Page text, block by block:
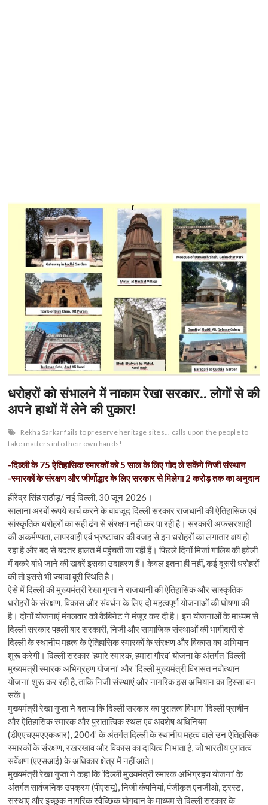
धरोहरों को संभालने में नाकाम रेखा सरकार.. लोगों से की
अपने हाथों में लेने की पुकार!
Rekha Sarkar fails to preserve heritage sites... calls upon the people to
take matters into their own hands!
-दिल्ली के 75 ऐतिहासिक स्मारकों को 5 साल के लिए गोद ले सकेंगे निजी संस्थान
-स्मारकों के संरक्षण और जीर्णोद्धार के लिए सरकार से मिलेगा 2 करोड़ तक का अनुदान
हीरेंद्र सिंह राठौड़/ नई दिल्ली, 30 जून 2026।
सालाना अरबों रूपये खर्च करने के बावजूद दिल्ली सरकार राजधानी की ऐतिहासिक एवं
सांस्कृतिक धरोहरों का सही ढंग से संरक्षण नहीं कर पा रही है। सरकारी अफसरशाही
की अकर्मण्यता, लापरवाही एवं भ्रष्टाचार की वजह से इन धरोहरों का लगातार क्षय हो
रहा है और बद से बदतर हालत में पहुंचती जा रही हैं। पिछले दिनों मिर्जा गालिब की हवेली
में बकरे बांधे जाने की खबरें इसका उदाहरण हैं। केवल इतना ही नहीं, कई दूसरी धरोहरों
की तो इससे भी ज्यादा बुरी स्थिति है।
ऐसे में दिल्ली की मुख्यमंत्री रेखा गुप्ता ने राजधानी की ऐतिहासिक और सांस्कृतिक
धरोहरों के संरक्षण, विकास और संवर्धन के लिए दो महत्वपूर्ण योजनाओं की घोषणा की
है। दोनों योजनाएं मंगलवार को कैबिनेट ने मंजूर कर दी है। इन योजनाओं के माध्यम से
दिल्ली सरकार पहली बार सरकारी, निजी और सामाजिक संस्थाओं की भागीदारी से
दिल्ली के स्थानीय महत्व के ऐतिहासिक स्मारकों के संरक्षण और विकास का अभियान
शुरू करेगी। दिल्ली सरकार ‘हमारे स्मारक, हमारा गौरव’ योजना के अंतर्गत ‘दिल्ली
मुख्यमंत्री स्मारक अभिग्रहण योजना’ और ‘दिल्ली मुख्यमंत्री विरासत नवोत्थान
योजना’ शुरू कर रही है, ताकि निजी संस्थाएं और नागरिक इस अभियान का हिस्सा बन
सकें।
मुख्यमंत्री रेखा गुप्ता ने बताया कि दिल्ली सरकार का पुरातत्व विभाग ‘दिल्ली प्राचीन
और ऐतिहासिक स्मारक और पुरातात्विक स्थल एवं अवशेष अधिनियम
(डीएएचएमएएकआर), 2004’ के अंतर्गत दिल्ली के स्थानीय महत्व वाले उन ऐतिहासिक
स्मारकों के संरक्षण, रखरखाव और विकास का दायित्व निभाता है, जो भारतीय पुरातत्व
सर्वेक्षण (एएसआई) के अधिकार क्षेत्र में नहीं आते।
मुख्यमंत्री रेखा गुप्ता ने कहा कि ‘दिल्ली मुख्यमंत्री स्मारक अभिग्रहण योजना’ के
अंतर्गत सार्वजनिक उपक्रम (पीएसयू), निजी कंपनियां, पंजीकृत एनजीओ, ट्रस्ट,
संस्थाएं और इच्छुक नागरिक स्वैच्छिक योगदान के माध्यम से दिल्ली सरकार के